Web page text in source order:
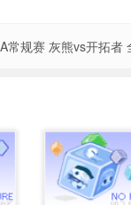
常规赛 灰熊vs开拓者